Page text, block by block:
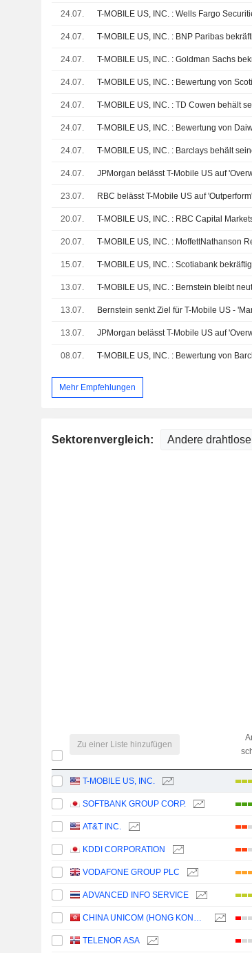
24.07. T-MOBILE US, INC. : Wells Fargo
24.07. T-MOBILE US, INC. : BNP Paribas
24.07. T-MOBILE US, INC. : Goldman Sachs
24.07. T-MOBILE US, INC. : Bewertung von
24.07. T-MOBILE US, INC. : TD Cowen behält
24.07. T-MOBILE US, INC. : Bewertung von
24.07. T-MOBILE US, INC. : Barclays behält
24.07. JPMorgan belässt T-Mobile US auf
23.07. RBC belässt T-Mobile US auf
20.07. T-MOBILE US, INC. : RBC Capital
20.07.
15.07. T-MOBILE US, INC. : Scotiabank
13.07. T-MOBILE US, INC. : Bernstein bleibt
13.07. Bernstein senkt Ziel für T-Mobile US -
13.07. JPMorgan belässt T-Mobile US auf
08.07. T-MOBILE US, INC. : Bewertung von
Mehr Empfehlungen
Sektorenvergleich:
Zu einer Liste hinzufügen
T-MOBILE US, INC.
SOFTBANK GROUP CORP.
AT&T INC.
KDDI CORPORATION
VODAFONE GROUP PLC
ADVANCED INFO SERVICE
CHINA UNICOM (HONG KONG) LIMITED
TELENOR ASA